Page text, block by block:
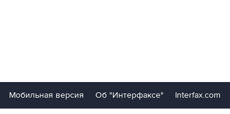
Мобильная версия Об "Интерфаксе" Interfax.com